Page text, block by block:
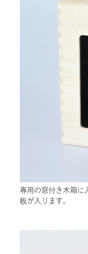
専用の窓付き木箱に
板が入ります。